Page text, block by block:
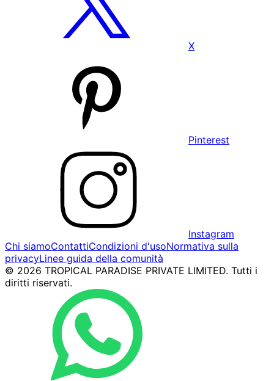
X
Pinterest
Instagram
Chi siamoContattiCondizioni d'usoNormativa sulla
privacyLinee guida della comunità
© 2026 TROPICAL PARADISE PRIVATE LIMITED. Tutti i
diritti riservati.